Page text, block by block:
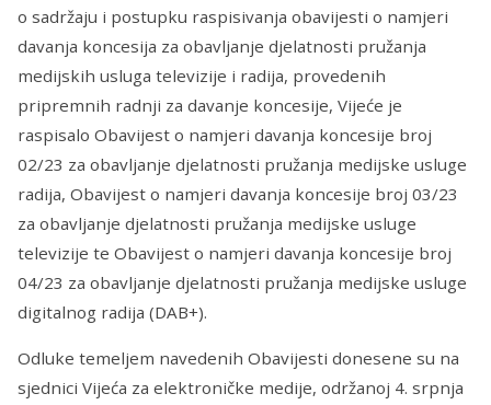
o sadržaju i postupku raspisivanja obavijesti o namjeri
davanja koncesija za obavljanje djelatnosti pružanja
medijskih usluga televizije i radija, provedenih
pripremnih radnji za davanje koncesije, Vijeće je
raspisalo Obavijest o namjeri davanja koncesije broj
02/23 za obavljanje djelatnosti pružanja medijske usluge
radija, Obavijest o namjeri davanja koncesije broj 03/23
za obavljanje djelatnosti pružanja medijske usluge
televizije te Obavijest o namjeri davanja koncesije broj
04/23 za obavljanje djelatnosti pružanja medijske usluge
digitalnog radija (DAB+).
Odluke temeljem navedenih Obavijesti donesene su na
sjednici Vijeća za elektroničke medije, održanoj 4. srpnja